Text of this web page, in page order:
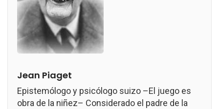
Jean Piaget
Epistemólogo y psicólogo suizo –El juego es
obra de la niñez– Considerado el padre de la